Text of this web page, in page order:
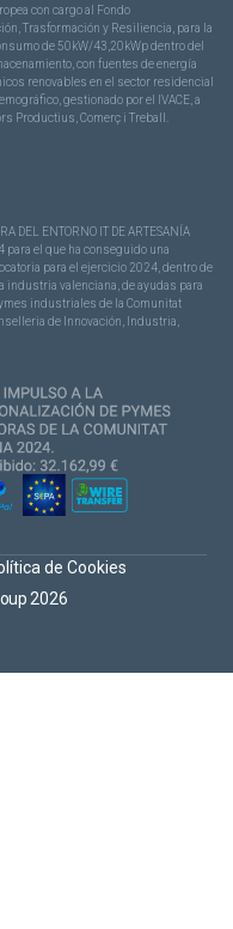
con cargo al Fondo
Trasformación y Resiliencia, para la
de 50kW/43,20kWp dentro del
con fuentes de energía
renovables en el sector residencial
gestionado por el IVACE, a
Productius, Comerç i Treball.
DEL ENTORNO IT DE ARTESANÍA
para el que ha conseguido una
para el ejercicio 2024, dentro de
industria valenciana, de ayudas para
industriales de la Comunitat
de Innovación, Industria,
2026
de Cookies